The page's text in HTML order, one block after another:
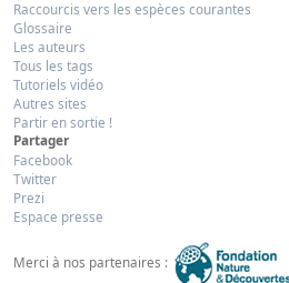
Raccourcis vers les espèces courantes
Glossaire
Les auteurs
Tous les tags
Tutoriels vidéo
Autres sites
Partir en sortie !
Partager
Facebook
Twitter
Prezi
Espace presse
Merci à nos partenaires :